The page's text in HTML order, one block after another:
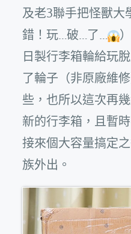
及老3聯手把怪獸大
錯！玩…破…了…
日製行李箱輪給玩
了輪子（非原廠維
些，也所以這次再
新的行李箱，且暫
接來個大容量搞定
族外出。